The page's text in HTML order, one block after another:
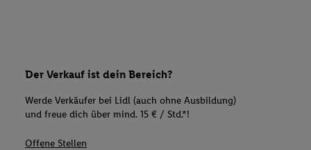
Der Verkauf ist dein Bereich?
Werde Verkäufer bei Lidl (auch ohne Ausbildung)
und freue dich über mind. 15 € / Std.*!
Offene Stellen